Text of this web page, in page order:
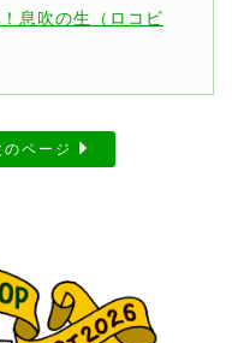
息吹の生（ロコビ
のページ